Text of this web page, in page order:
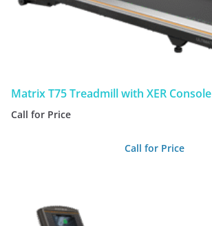
Matrix T75 Treadmill with XER Console
Call for Price
Call for Price